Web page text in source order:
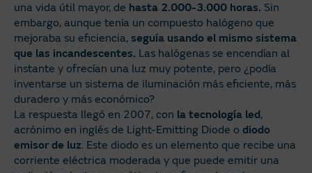
una vida útil mayor, de hasta 2.000-3.000 horas. Sin
embargo, aunque tenía un compuesto halógeno que
mejoraba su eficiencia, seguía usando el mismo sistema
que las incandescentes. Las halógenas se encendían al
instante y ofrecían una luz muy potente, pero ¿podía
inventarse un sistema de iluminación más eficiente, más
duradero y más económico?
La respuesta llegó en 2007, con la tecnología led,
acrónimo en inglés de Light-Emitting Diode o diodo
emisor de luz. Este diodo es un elemento que recibe una
corriente eléctrica moderada y que puede emitir una